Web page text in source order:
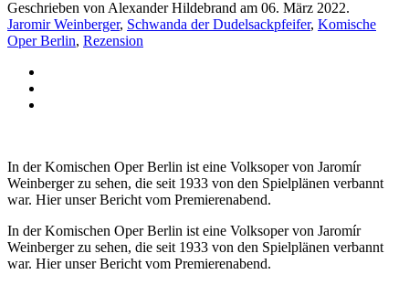
Geschrieben von Alexander Hildebrand am 06. März 2022.
Jaromir Weinberger, Schwanda der Dudelsackpfeifer, Komische
Oper Berlin, Rezension
In der Komischen Oper Berlin ist eine Volksoper von Jaromír
Weinberger zu sehen, die seit 1933 von den Spielplänen verbannt
war. Hier unser Bericht vom Premierenabend.
In der Komischen Oper Berlin ist eine Volksoper von Jaromír
Weinberger zu sehen, die seit 1933 von den Spielplänen verbannt
war. Hier unser Bericht vom Premierenabend.